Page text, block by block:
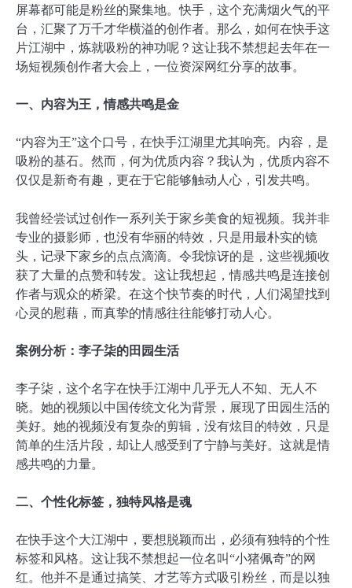
屏幕都可能是粉丝的聚集地。快手，这个充满烟火气的平
台，汇聚了万千才华横溢的创作者。那么，如何在快手这
片江湖中，炼就吸粉的神功呢？这让我不禁想起去年在一
场短视频创作者大会上，一位资深网红分享的故事。
一、内容为王，情感共鸣是金
“内容为王”这个口号，在快手江湖里尤其响亮。内容，是
吸粉的基石。然而，何为优质内容？我认为，优质内容不
仅仅是新奇有趣，更在于它能够触动人心，引发共鸣。
我曾经尝试过创作一系列关于家乡美食的短视频。我并非
专业的摄影师，也没有华丽的特效，只是用最朴实的镜
头，记录下家乡的点点滴滴。令我惊讶的是，这些视频收
获了大量的点赞和转发。这让我想起，情感共鸣是连接创
作者与观众的桥梁。在这个快节奏的时代，人们渴望找到
心灵的慰藉，而真挚的情感往往能够打动人心。
案例分析：李子柒的田园生活
李子柒，这个名字在快手江湖中几乎无人不知、无人不
晓。她的视频以中国传统文化为背景，展现了田园生活的
美好。她的视频没有复杂的剪辑，没有炫目的特效，只是
简单的生活片段，却让人感受到了宁静与美好。这就是情
感共鸣的力量。
二、个性化标签，独特风格是魂
在快手这个大江湖中，要想脱颖而出，必须有独特的个性
标签和风格。这让我不禁想起一位名叫“小猪佩奇”的网
红。他并不是通过搞笑、才艺等方式吸引粉丝，而是以独